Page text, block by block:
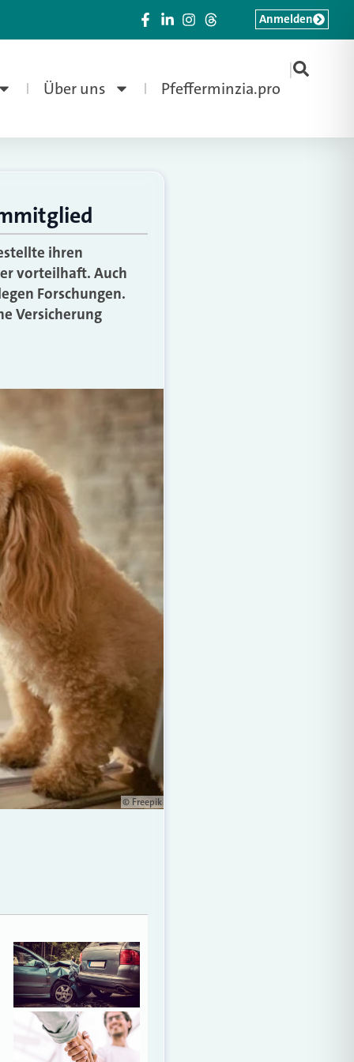
Über uns Pfefferminzia.pro
|
Anmelden
ihren
vorteilhaft. Auch
Forschungen.
Versicherung
© Freepik